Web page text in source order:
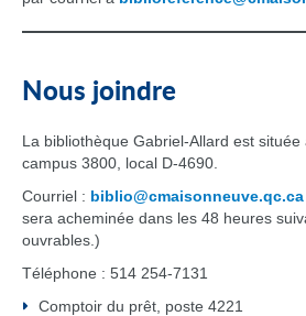
Nous joindre
La bibliothèque Gabriel-Allard est située
campus 3800, local D-4690.
Courriel : biblio@cmaisonneuve.qc.ca
sera acheminée dans les 48 heures
ouvrables.)
Téléphone : 514 254-7131
Comptoir du prêt, poste 4221